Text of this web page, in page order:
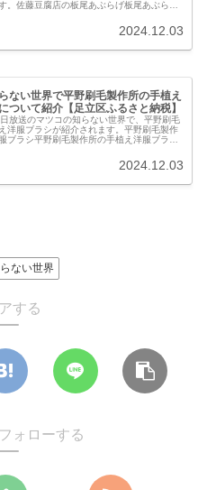
。佐藤豆腐店の板尾あぶらげ板尾あぶらげ
2024.12.03
ない世界で平野刷毛製作所の手植え
ついて紹介【足立区ふるさと納税】
放送のマツコの知らない世界で、平野刷毛
洋服ブラシが紹介されます。平野刷毛製作
ブラシ平野刷毛製作所の手植え洋服ブラシ
2024.12.03
ない世界
する
ォローする